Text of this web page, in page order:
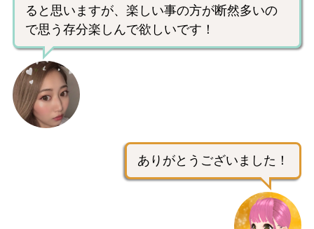
ると思いますが、楽しい事の方が断然多いの
で思う存分楽しんで欲しいです！
ありがとうございました！